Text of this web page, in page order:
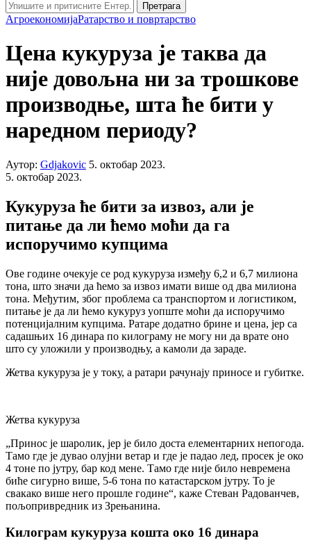
Претрага
АгроекономијаРатарство и повртарство
Цена кукуруза је таква да
није довољна ни за трошкове
производње, шта ће бити у
наредном периоду?
Аутор: Gdjakovic 5. октобар 2023.
5. октобар 2023.
Кукуруза ће бити за извоз, али је
питање да ли ћемо моћи да га
испоручимо купцима
Ове године очекује се род кукуруза између 6,2 и 6,7 милиона
тона, што значи да ћемо за извоз имати више од два милиона
тона. Међутим, због проблема са транспортом и логистиком,
питање је да ли ћемо кукуруз уопште моћи да испоручимо
потенцијалним купцима. Ратаре додатно брине и цена, јер са
садашњих 16 динара по килограму не могу ни да врате оно
што су уложили у производњу, а камоли да зараде.
Жетва кукуруза је у току, а ратари рачунају приносе и губитке.
Жетва кукуруза
„Принос је шаролик, јер је било доста елементарних непогода.
Тамо где је дувао олујни ветар и где је падао лед, просек је око
4 тоне по јутру, бар код мене. Тамо где није било невремена
биће сигурно више, 5-6 тона по катастарском јутру. То је
свакако више него прошле године“, каже Стеван Радованчев,
пољопривредник из Зрењанина.
Килограм кукуруза кошта око 16 динара